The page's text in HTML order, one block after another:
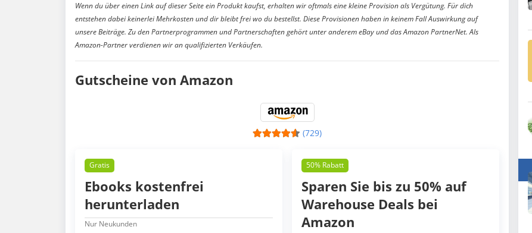
Wenn du über einen Link auf dieser Seite ein Produkt kaufst, erhalten wir oftmals eine kleine Provision als Vergütung. Für dich
entstehen dabei keinerlei Mehrkosten und dir bleibt frei wo du bestellst. Diese Provisionen haben in keinem Fall Auswirkung auf
unsere Beiträge. Zu den Partnerprogrammen und Partnerschaften gehört unter anderem eBay und das Amazon PartnerNet. Als
Amazon-Partner verdienen wir an qualifizierten Verkäufen.
Gutscheine von Amazon
(729)
Gratis
Ebooks kostenfrei
herunterladen
Nur Neukunden
50% Rabatt
Sparen Sie bis zu 50% auf
Warehouse Deals bei
Amazon